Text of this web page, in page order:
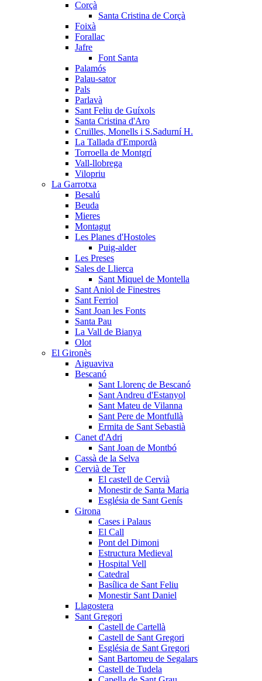
Corçà
Santa Cristina de Corçà
Foixà
Forallac
Jafre
Font Santa
Palamós
Palau-sator
Pals
Parlavà
Sant Feliu de Guíxols
Santa Cristina d'Aro
Cruïlles, Monells i S.Sadurní H.
La Tallada d'Empordà
Torroella de Montgrí
Vall-llobrega
Vilopriu
La Garrotxa
Besalú
Beuda
Mieres
Montagut
Les Planes d'Hostoles
Puig-alder
Les Preses
Sales de Llierca
Sant Miquel de Montella
Sant Aniol de Finestres
Sant Ferriol
Sant Joan les Fonts
Santa Pau
La Vall de Bianya
Olot
El Gironès
Aiguaviva
Bescanó
Sant Llorenç de Bescanó
Sant Andreu d'Estanyol
Sant Mateu de Vilanna
Sant Pere de Montfullà
Ermita de Sant Sebastià
Canet d'Adri
Sant Joan de Montbó
Cassà de la Selva
Cervià de Ter
El castell de Cervià
Monestir de Santa Maria
Església de Sant Genís
Girona
Cases i Palaus
El Call
Pont del Dimoni
Estructura Medieval
Hospital Vell
Catedral
Basílica de Sant Feliu
Monestir Sant Daniel
Llagostera
Sant Gregori
Castell de Cartellà
Castell de Sant Gregori
Església de Sant Gregori
Sant Bartomeu de Segalars
Castell de Tudela